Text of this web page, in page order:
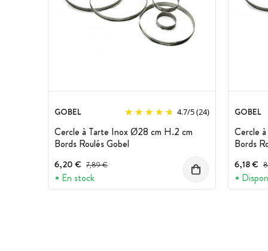
GOBEL 4.7/5(24)
Cercle à Tarte Inox Ø28 cm H.2 cm
Bords Roulés Gobel
6,20 € Prix avant réduction :
7,89 €
En stock
GOBEL
Cercle
Bords
6,18 €